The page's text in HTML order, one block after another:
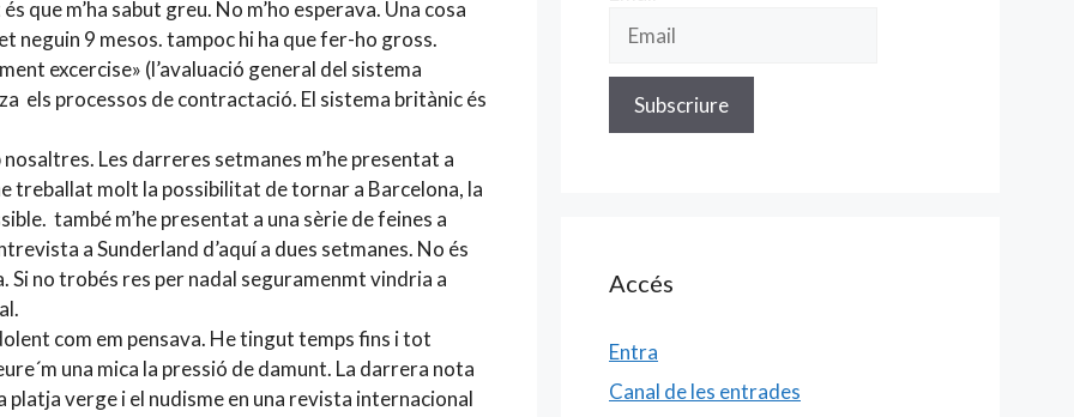
que m’ha sabut greu. No m’ho esperava. Una cosa
neguin 9 mesos. tampoc hi ha que fer-ho gross.
excercise» (l’avaluació general del sistema
els processos de contractació. El sistema britànic és
Les darreres setmanes m’he presentat a
treballat molt la possibilitat de tornar a Barcelona, la
també m’he presentat a una sèrie de feines a
a Sunderland d’aquí a dues setmanes. No és
Si no trobés res per nadal seguramenmt vindria a
com em pensava. He tingut temps fins i tot
una mica la pressió de damunt. La darrera nota
platja verge i el nudisme en una revista internacional
Accés
Entra
Canal de les entrades